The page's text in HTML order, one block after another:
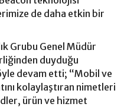
de daha etkin bir
Grubu Genel Müdür
duyduğu
devam etti; “Mobil ve
kolaylaştıran nimetleri
ürün ve hizmet